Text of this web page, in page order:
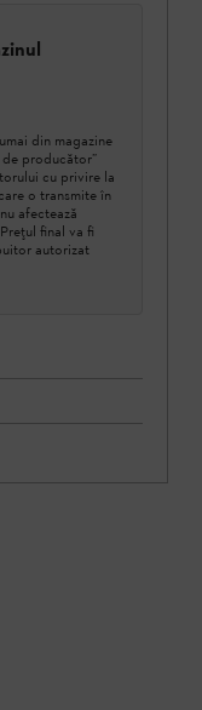
din magazine
de producător”
cu privire la
o transmite în
afectează
final va fi
autorizat